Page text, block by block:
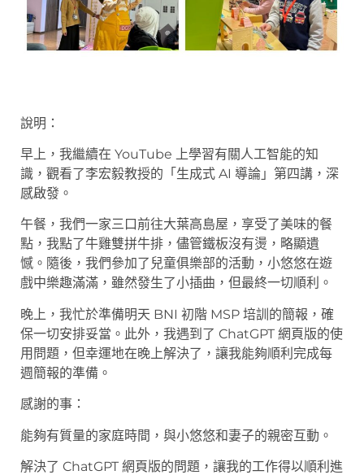
說明：
早上，我繼續在 YouTube 上學習有關人工智能的知
識，觀看了李宏毅教授的「生成式 AI 導論」第四講，深
感啟發。
午餐，我們一家三口前往大葉高島屋，享受了美味的餐
點，我點了牛雞雙拼牛排，儘管鐵板沒有燙，略顯遺
憾。隨後，我們參加了兒童俱樂部的活動，小悠悠在遊
戲中樂趣滿滿，雖然發生了小插曲，但最終一切順利。
晚上，我忙於準備明天 BNI 初階 MSP 培訓的簡報，確
保一切安排妥當。此外，我遇到了 ChatGPT 網頁版的使
用問題，但幸運地在晚上解決了，讓我能夠順利完成每
週簡報的準備。
感謝的事：
能夠有質量的家庭時間，與小悠悠和妻子的親密互動。
解決了 ChatGPT 網頁版的問題，讓我的工作得以順利進